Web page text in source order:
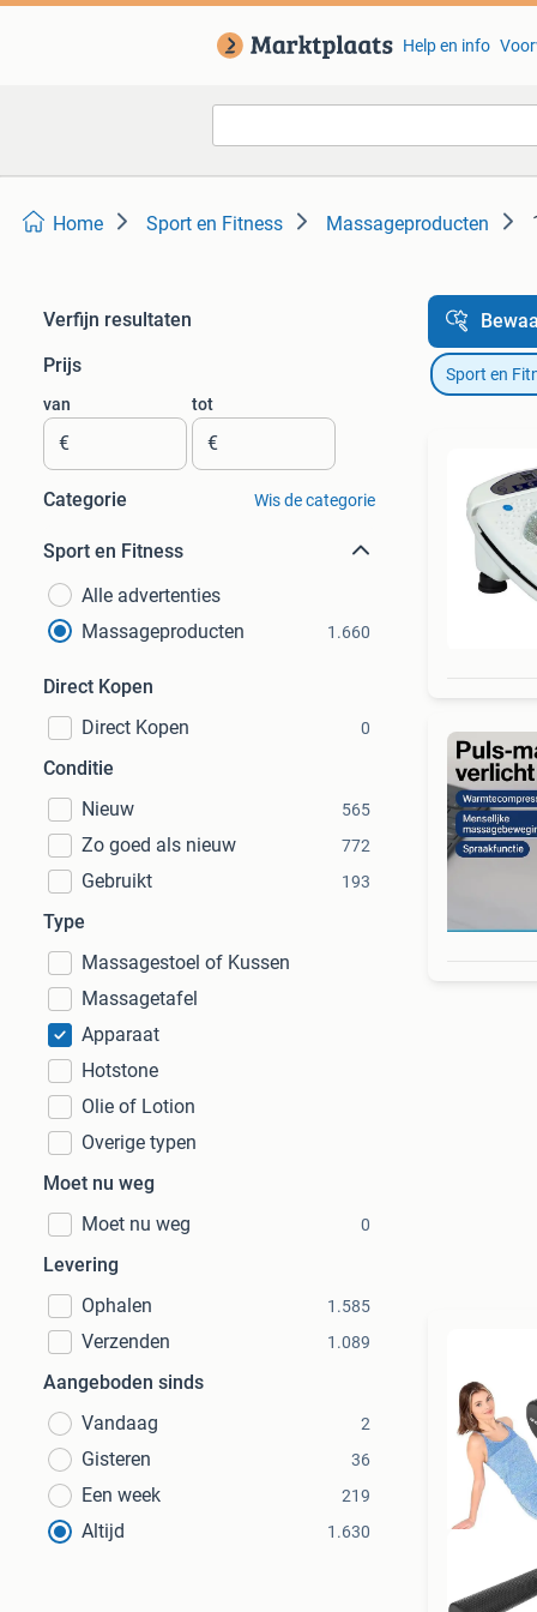
Help en info
Home Sport en Fitness Massageproducten
Verfijn resultaten
Prijs
van
€
tot
€
Categorie Wis de categorie
Sport en Fitness
Alle advertenties
Massageproducten
1.660
Direct Kopen
Direct Kopen
0
Conditie
Nieuw
565
Zo goed als nieuw 772
Gebruikt 193
Type
Massagestoel of Kussen
Massagetafel
Apparaat
Hotstone
Olie of Lotion
Overige typen
Moet nu weg
Moet nu weg
0
Levering
Ophalen
1.585
Verzenden 1.089
Aangeboden sinds
Vandaag
2
Gisteren 36
Een week 219
Altijd 1.630
Sport en